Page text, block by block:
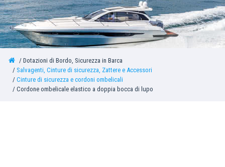
Dotazioni di Bordo, Sicurezza in Barca
Salvagenti, Cinture di sicurezza, Zattere e Accessori
Cinture di sicurezza e cordoni ombelicali
Cordone ombelicale elastico a doppia bocca di lupo